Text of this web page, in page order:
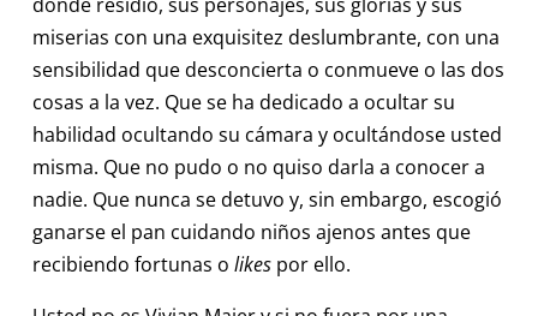
miserias con una exquisitez deslumbrante, con una
sensibilidad que desconcierta o conmueve o las dos
cosas a la vez. Que se ha dedicado a ocultar su
habilidad ocultando su cámara y ocultándose usted
misma. Que no pudo o no quiso darla a conocer a
nadie. Que nunca se detuvo y, sin embargo, escogió
ganarse el pan cuidando niños ajenos antes que
recibiendo fortunas o likespor ello.